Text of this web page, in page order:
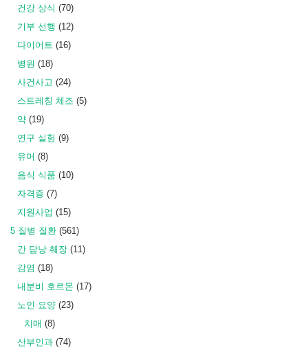
건강 상식 (70)
기부 선행 (12)
다이어트 (16)
병원 (18)
사건사고 (24)
스트레칭 체조 (5)
약 (19)
연구 실험 (9)
유머 (8)
음식 식품 (10)
자격증 (7)
지원사업 (15)
5 질병 질환 (561)
간 담낭 췌장 (11)
감염 (18)
내분비 호르몬 (17)
노인 요양 (23)
치매 (8)
산부인과 (74)